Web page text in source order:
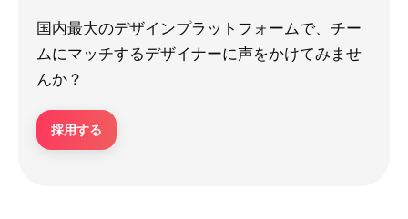
国内最大のデザインプラットフォームで、チー
ムにマッチするデザイナーに声をかけてみませ
んか？
採用する